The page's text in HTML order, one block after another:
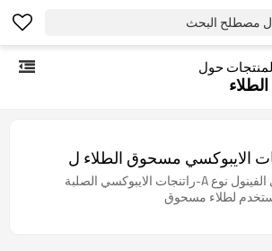
مصطلح البحث
حول
الايبوكسي مسحوق الطلاء ل